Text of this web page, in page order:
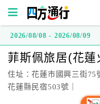
方
通
行
2026/08/08 - 2026/08/09
菲斯佩旅居(花蓮
住址：花蓮市國興三街75
花蓮縣民宿503號｜